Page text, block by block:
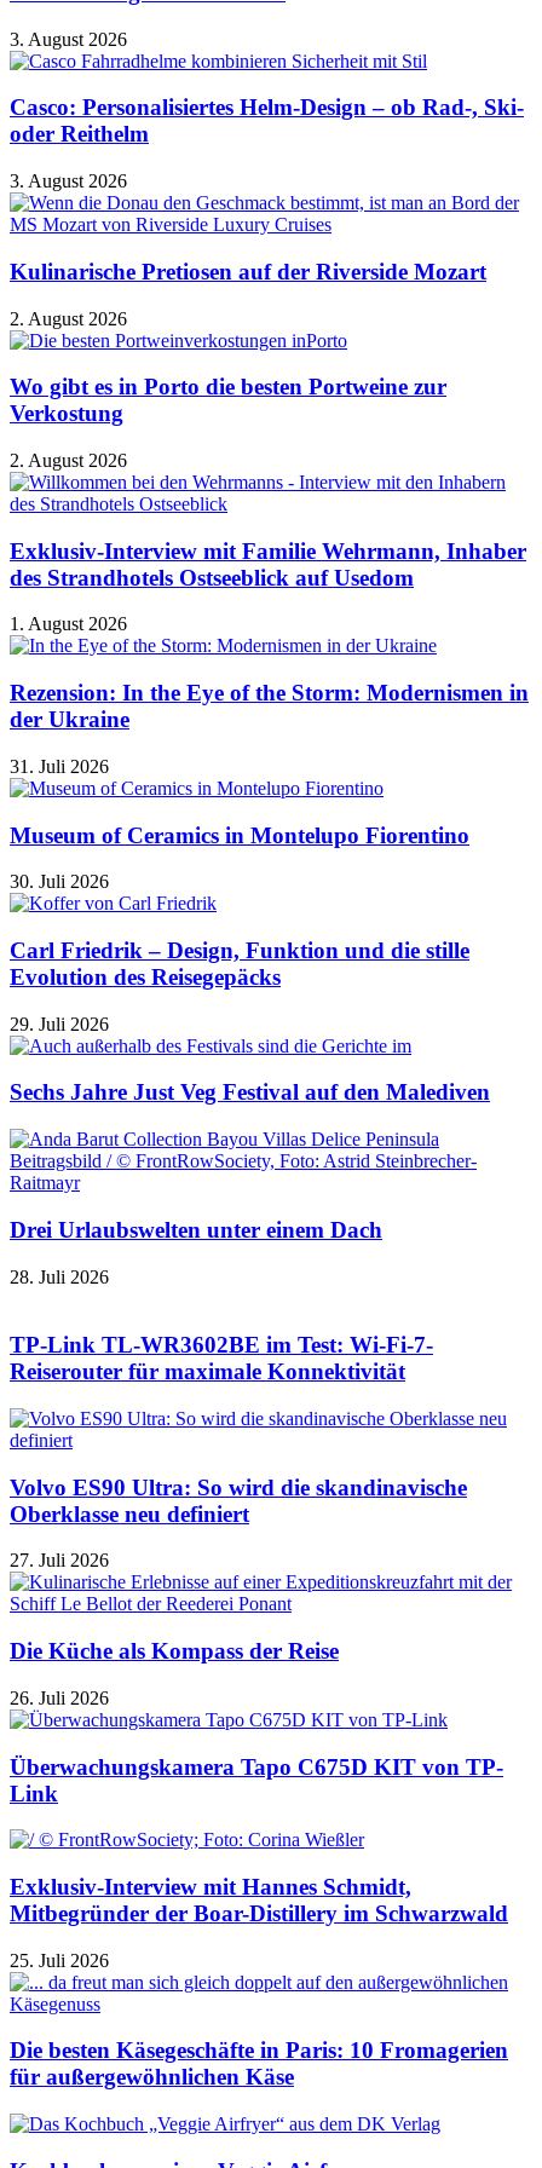
3. August 2026
Casco: Personalisiertes Helm-Design – ob Rad-, Ski-
oder Reithelm
3. August 2026
Kulinarische Pretiosen auf der Riverside Mozart
2. August 2026
Wo gibt es in Porto die besten Portweine zur
Verkostung
2. August 2026
Exklusiv-Interview mit Familie Wehrmann, Inhaber
des Strandhotels Ostseeblick auf Usedom
1. August 2026
Rezension: In the Eye of the Storm: Modernismen in
der Ukraine
31. Juli 2026
Museum of Ceramics in Montelupo Fiorentino
30. Juli 2026
Carl Friedrik – Design, Funktion und die stille
Evolution des Reisegepäcks
29. Juli 2026
Sechs Jahre Just Veg Festival auf den Malediven
Drei Urlaubswelten unter einem Dach
28. Juli 2026
TP-Link TL-WR3602BE im Test: Wi-Fi-7-
Reiserouter für maximale Konnektivität
Volvo ES90 Ultra: So wird die skandinavische
Oberklasse neu definiert
27. Juli 2026
Die Küche als Kompass der Reise
26. Juli 2026
Überwachungskamera Tapo C675D KIT von TP-
Link
Exklusiv-Interview mit Hannes Schmidt,
Mitbegründer der Boar-Distillery im Schwarzwald
25. Juli 2026
Die besten Käsegeschäfte in Paris: 10 Fromagerien
für außergewöhnlichen Käse